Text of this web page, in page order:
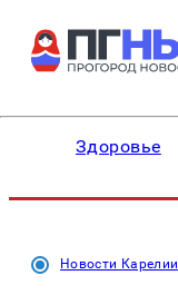
Здоровье
Новости Карелии